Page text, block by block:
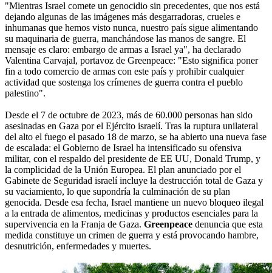
"Mientras Israel comete un genocidio sin precedentes, que nos está
dejando algunas de las imágenes más desgarradoras, crueles e
inhumanas que hemos visto nunca, nuestro país sigue alimentando
su maquinaria de guerra, manchándose las manos de sangre. El
mensaje es claro: embargo de armas a Israel ya", ha declarado
Valentina Carvajal, portavoz de Greenpeace: "Esto significa poner
fin a todo comercio de armas con este país y prohibir cualquier
actividad que sostenga los crímenes de guerra contra el pueblo
palestino".
Desde el 7 de octubre de 2023, más de 60.000 personas han sido
asesinadas en Gaza por el Ejército israelí. Tras la ruptura unilateral
del alto el fuego el pasado 18 de marzo, se ha abierto una nueva fase
de escalada: el Gobierno de Israel ha intensificado su ofensiva
militar, con el respaldo del presidente de EE UU, Donald Trump, y
la complicidad de la Unión Europea. El plan anunciado por el
Gabinete de Seguridad israelí incluye la destrucción total de Gaza y
su vaciamiento, lo que supondría la culminación de su plan
genocida. Desde esa fecha, Israel mantiene un nuevo bloqueo ilegal
a la entrada de alimentos, medicinas y productos esenciales para la
supervivencia en la Franja de Gaza. Greenpeace denuncia que esta
medida constituye un crimen de guerra y está provocando hambre,
desnutrición, enfermedades y muertes.